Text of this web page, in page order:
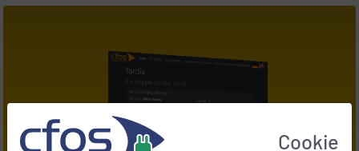
Cookie